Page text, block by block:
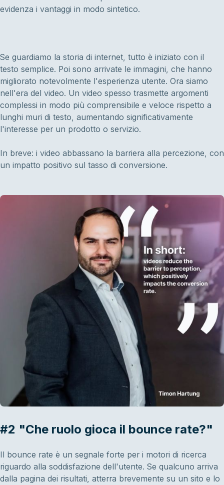
evidenza i vantaggi in modo sintetico.
Se guardiamo la storia di internet, tutto è iniziato con il
testo semplice. Poi sono arrivate le immagini, che hanno
migliorato notevolmente l'esperienza utente. Ora siamo
nell'era del video. Un video spesso trasmette argomenti
complessi in modo più comprensibile e veloce rispetto a
lunghi muri di testo, aumentando significativamente
l'interesse per un prodotto o servizio.
In breve: i video abbassano la barriera alla percezione, con
un impatto positivo sul tasso di conversione.
#2 "Che ruolo gioca il bounce rate?"
Il bounce rate è un segnale forte per i motori di ricerca
riguardo alla soddisfazione dell'utente. Se qualcuno arriva
dalla pagina dei risultati, atterra brevemente su un sito e lo